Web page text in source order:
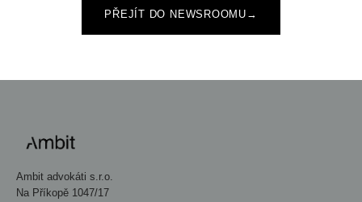
PŘEJÍT DO NEWSROOMU →
Ambit advokáti s.r.o.
Na Příkopě 1047/17